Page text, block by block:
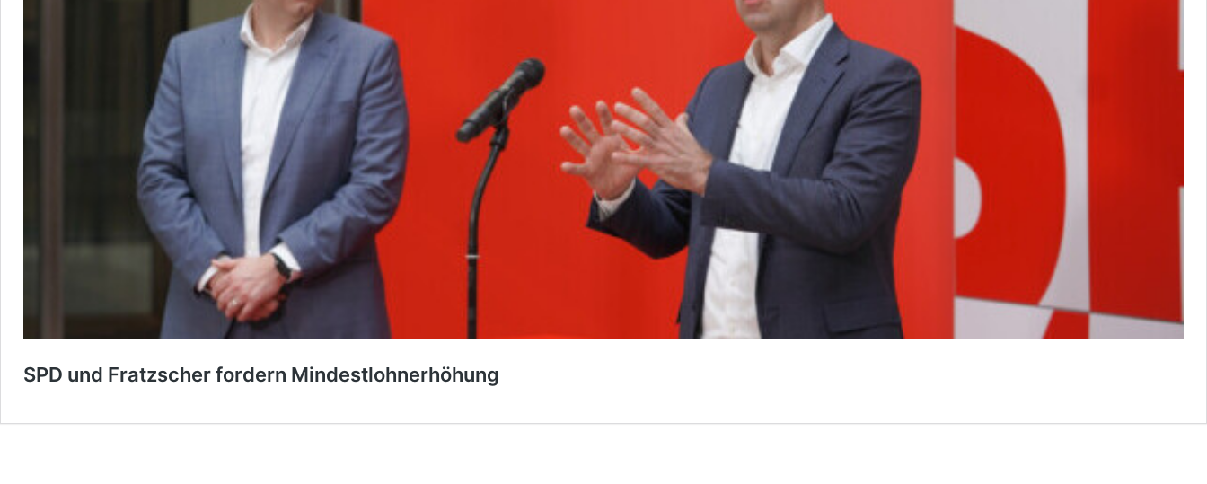
SPD und Fratzscher fordern Mindestlohnerhöhung